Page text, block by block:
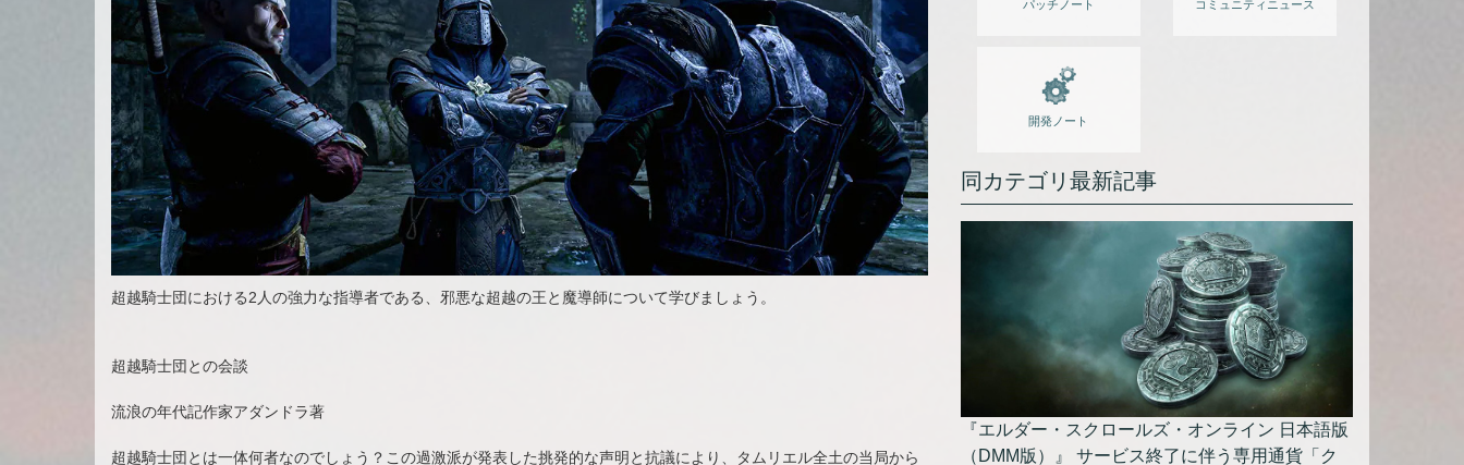
超越騎士団における2人の強力な指導者である、邪悪な超越の王と魔導師について学びましょう。
超越騎士団との会談
流浪の年代記作家アダンドラ著
超越騎士団とは一体何者なのでしょう？この過激派が発表した挑発的な声明と抗議により、タムリエル全土の当局から
パッチノート コミュニティニュース
開発ノート
同カテゴリ最新記事
『エルダー・スクロールズ・オンライン 日本語版
（DMM版）』 サービス終了に伴う専用通貨「ク